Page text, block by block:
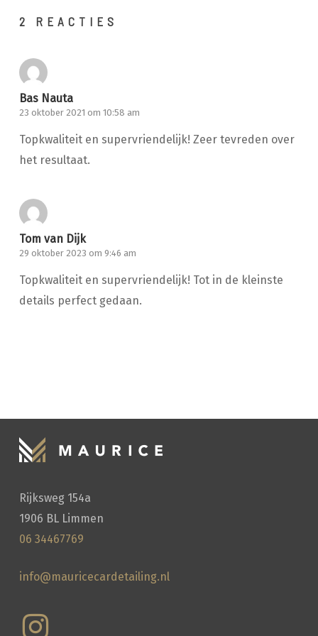
HANDWASSEN
2 REACTIES
Bas Nauta
23 oktober 2021 om 10:58 am
Topkwaliteit en supervriendelijk! Zeer tevreden over
het resultaat.
Tom van Dijk
29 oktober 2023 om 9:46 am
Topkwaliteit en supervriendelijk! Tot in de kleinste
details perfect gedaan.
Rijksweg 154a
1906 BL Limmen
06 34467769
info@mauricecardetailing.nl